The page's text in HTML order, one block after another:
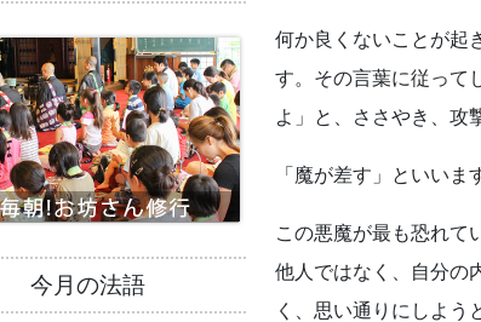
何か良くないことが起
す。その言葉に従って
よ」と、ささやき、攻
「魔が差す」といい
この悪魔が最も恐れて
他人ではなく、自分の
く、思い通りにしよう
今月の法語